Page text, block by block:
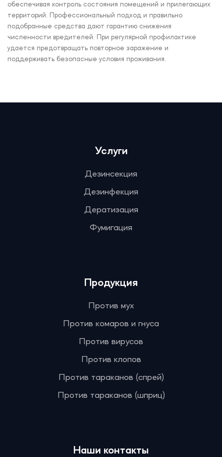
обеспечивая контроль состояния помещений и прилегающих
территорий. Профессиональный подход и правильно
подобранные средства дают гарантию снижения
численности вредителей. При регулярной профилактике
удается предотвращать повторное заражение и
поддерживать безопасные условия проживания.
Услуги
Дезинсекция
Дезинфекция
Дератизация
Фумигация
Продукция
Против мух
Против комаров и гнуса
Против вирусов
Против клопов
Против тараканов (спрей)
Против тараканов (шприц)
Наши контакты